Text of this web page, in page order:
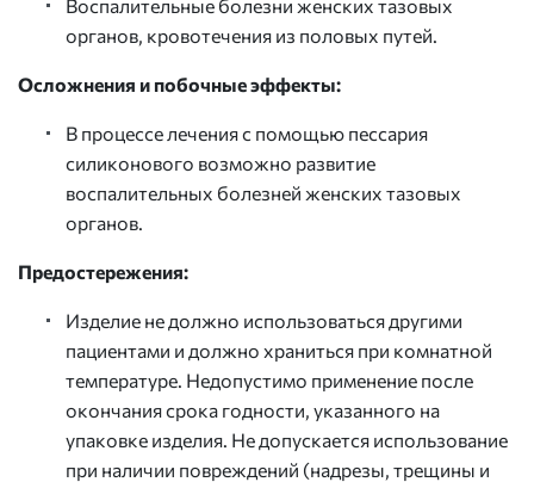
Воспалительные болезни женских тазовых
органов, кровотечения из половых путей.
Осложнения и побочные эффекты:
В процессе лечения с помощью пессария
силиконового возможно развитие
воспалительных болезней женских тазовых
органов.
Предостережения:
Изделие не должно использоваться другими
пациентами и должно храниться при комнатной
температуре. Недопустимо применение после
окончания срока годности, указанного на
упаковке изделия. Не допускается использование
при наличии повреждений (надрезы, трещины и